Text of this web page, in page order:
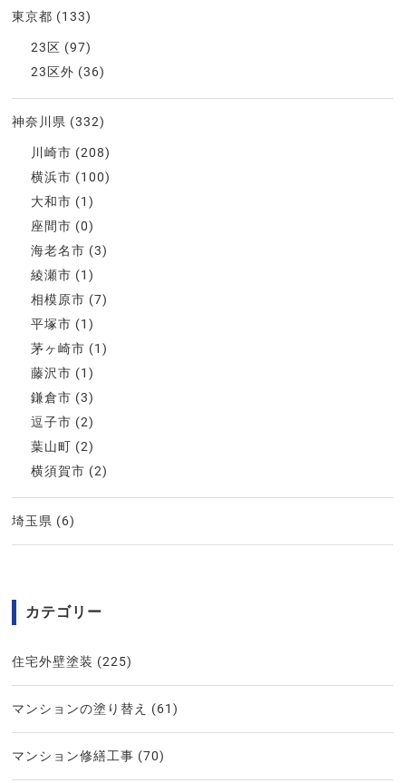
東京都 (133)
23区 (97)
23区外 (36)
神奈川県 (332)
川崎市 (208)
横浜市 (100)
大和市 (1)
座間市 (0)
海老名市 (3)
綾瀬市 (1)
相模原市 (7)
平塚市 (1)
茅ヶ崎市 (1)
藤沢市 (1)
鎌倉市 (3)
逗子市 (2)
葉山町 (2)
横須賀市 (2)
埼玉県 (6)
カテゴリー
住宅外壁塗装 (225)
マンションの塗り替え (61)
マンション修繕工事 (70)